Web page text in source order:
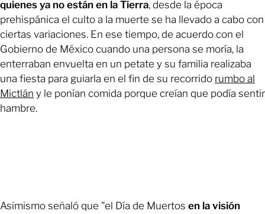
quienes ya no están en la Tierra, desde la época
prehispánica el culto a la muerte se ha llevado a cabo con
ciertas variaciones. En ese tiempo, de acuerdo con el
Gobierno de México cuando una persona se moría, la
enterraban envuelta en un petate y su familia realizaba
una fiesta para guiarla en el fin de su recorrido rumbo al
Mictlán y le ponían comida porque creían que podía sentir
hambre.
Asimismo señaló que "el Día de Muertos en la visión